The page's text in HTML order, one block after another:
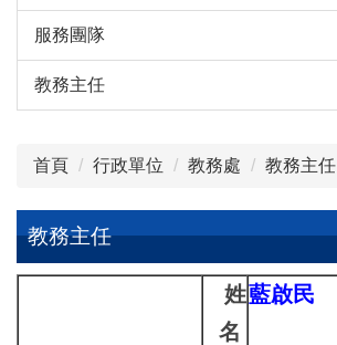
服務團隊
教務主任
首頁 行政單位 教務處 教務主任
教務主任
姓
名
藍啟民